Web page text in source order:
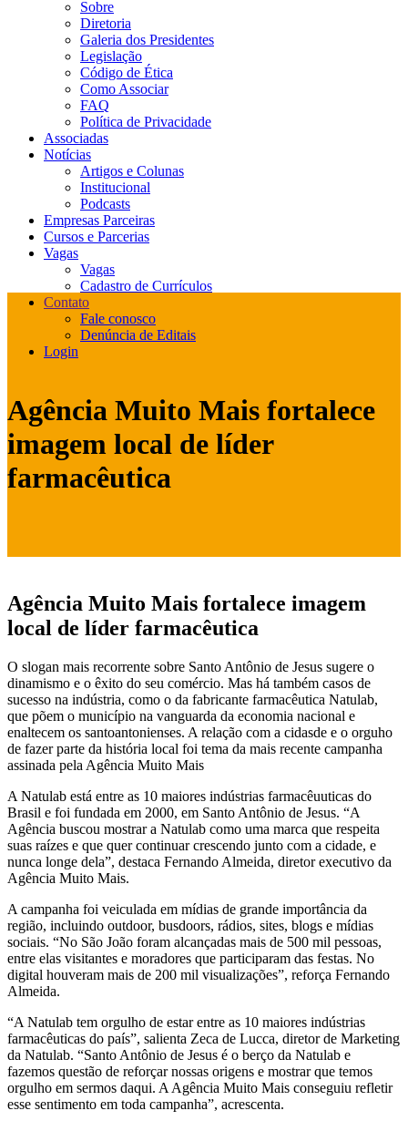
Sobre
Diretoria
Galeria dos Presidentes
Legislação
Código de Ética
Como Associar
FAQ
Política de Privacidade
Associadas
Notícias
Artigos e Colunas
Institucional
Podcasts
Empresas Parceiras
Cursos e Parcerias
Vagas
Vagas
Cadastro de Currículos
Contato
Fale conosco
Denúncia de Editais
Login
Agência Muito Mais fortalece
imagem local de líder
farmacêutica
Agência Muito Mais fortalece imagem
local de líder farmacêutica
O slogan mais recorrente sobre Santo Antônio de Jesus sugere o
dinamismo e o êxito do seu comércio. Mas há também casos de
sucesso na indústria, como o da fabricante farmacêutica Natulab,
que põem o município na vanguarda da economia nacional e
enaltecem os santoantonienses. A relação com a cidasde e o orguho
de fazer parte da história local foi tema da mais recente campanha
assinada pela Agência Muito Mais
A Natulab está entre as 10 maiores indústrias farmacêuuticas do
Brasil e foi fundada em 2000, em Santo Antônio de Jesus. “A
Agência buscou mostrar a Natulab como uma marca que respeita
suas raízes e que quer continuar crescendo junto com a cidade, e
nunca longe dela”, destaca Fernando Almeida, diretor executivo da
Agência Muito Mais.
A campanha foi veiculada em mídias de grande importância da
região, incluindo outdoor, busdoors, rádios, sites, blogs e mídias
sociais. “No São João foram alcançadas mais de 500 mil pessoas,
entre elas visitantes e moradores que participaram das festas. No
digital houveram mais de 200 mil visualizações”, reforça Fernando
Almeida.
“A Natulab tem orgulho de estar entre as 10 maiores indústrias
farmacêuticas do país”, salienta Zeca de Lucca, diretor de Marketing
da Natulab. “Santo Antônio de Jesus é o berço da Natulab e
fazemos questão de reforçar nossas origens e mostrar que temos
orgulho em sermos daqui. A Agência Muito Mais conseguiu refletir
esse sentimento em toda campanha”, acrescenta.